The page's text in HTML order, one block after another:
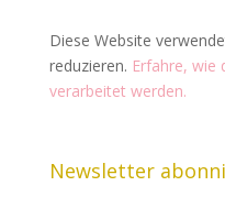
Diese Website
reduzieren. Erfahre, wie
verarbeitet werden.
Newsletter